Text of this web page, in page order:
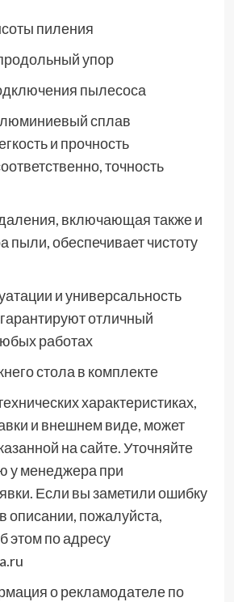
пиления
упор
пылесоса
сплав
и прочность
точность
включающая также и
пыли, обеспечивает чистоту
и универсальность
отличный
работах
стола в комплекте
характеристиках,
и внешнем виде, может
на сайте. Уточняйте
у менеджера при
Если вы заметили ошибку
описании, пожалуйста,
этом по адресу
о рекламодателе по